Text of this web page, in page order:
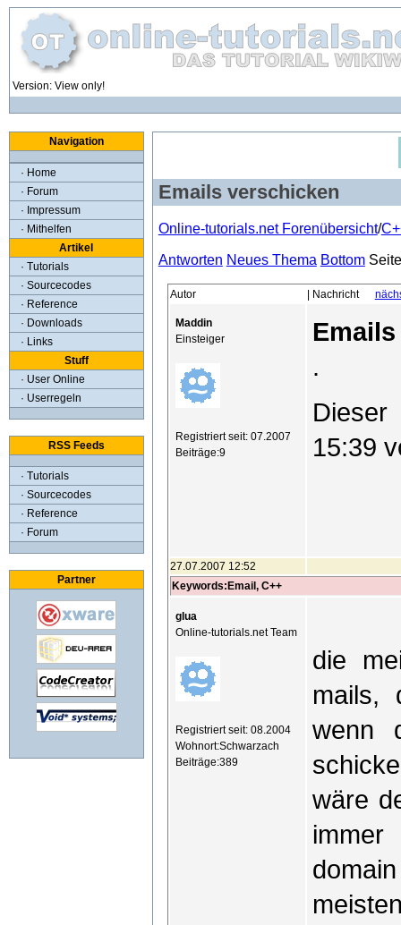
Version: View only!
Navigation
· Home
· Forum
· Impressum
· Mithelfen
Artikel
· Tutorials
· Sourcecodes
· Reference
· Downloads
· Links
Stuff
· User Online
· Userregeln
RSS Feeds
· Tutorials
· Sourcecodes
· Reference
· Forum
Partner
Emails verschicken
Online-tutorials.net Forenübersicht/
Antworten Neues Thema Bottom
Autor | Nachricht
Maddin
Einsteiger
Registriert seit: 07.2007
Beiträge:9
.
Dieser
15:39
27.07.2007 12:52
Keywords:Email, C++
glua
Online-tutorials.net Team
Registriert seit: 08.2004
Wohnort:Schwarzach
Beiträge:389
die
mails,
wenn
wäre